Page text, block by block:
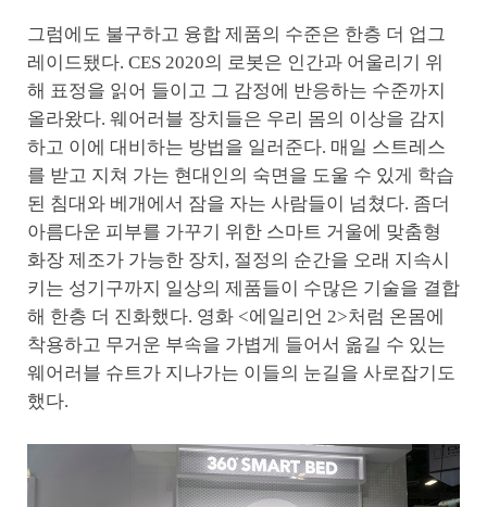
그럼에도 불구하고 융합 제품의 수준은 한층 더 업그
레이드됐다. CES 2020의 로봇은 인간과 어울리기 위
해 표정을 읽어 들이고 그 감정에 반응하는 수준까지
올라왔다. 웨어러블 장치들은 우리 몸의 이상을 감지
하고 이에 대비하는 방법을 일러준다. 매일 스트레스
를 받고 지쳐 가는 현대인의 숙면을 도울 수 있게 학습
된 침대와 베개에서 잠을 자는 사람들이 넘쳤다. 좀더
아름다운 피부를 가꾸기 위한 스마트 거울에 맞춤형
화장 제조가 가능한 장치, 절정의 순간을 오래 지속시
키는 성기구까지 일상의 제품들이 수많은 기술을 결합
해 한층 더 진화했다. 영화 <에일리언 2>처럼 온몸에
착용하고 무거운 부속을 가볍게 들어서 옮길 수 있는
웨어러블 슈트가 지나가는 이들의 눈길을 사로잡기도
했다.